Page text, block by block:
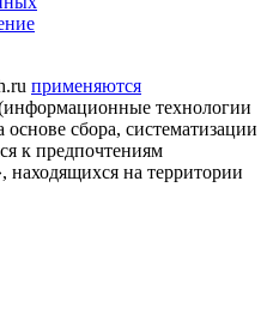
применяются
технологии
сбора, систематизации
к предпочтениям
находящихся на территории